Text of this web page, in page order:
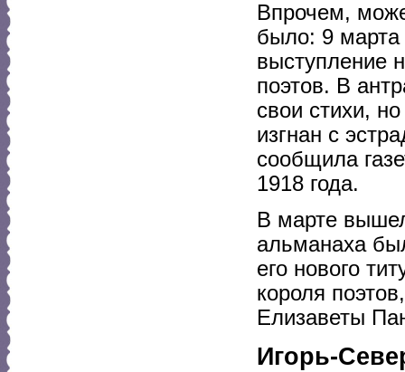
Впрочем,
было: 9 марта
выступление
поэтов. В
свои стихи,
изгнан с
сообщила
1918 года.
В марте
альманаха
его нового
короля
Елизаветы
Игорь-